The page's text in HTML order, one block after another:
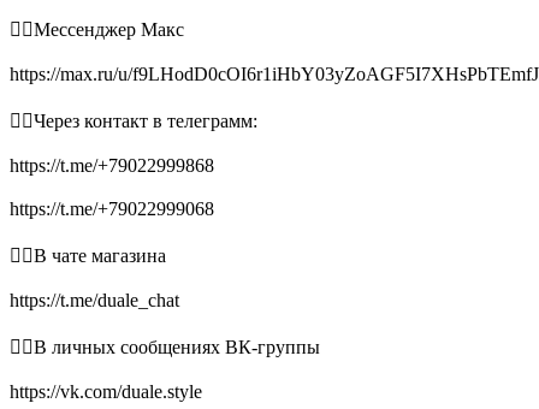
👉🏻Мессенджер Макс
https://max.ru/u/
👉🏻Через контакт в телеграмм:
https://t.me/+79022999868
https://t.me/+79022999068
👉🏻В чате магазина
https://t.me/duale_chat
👉🏻В личных сообщениях ВК-группы
https://vk.com/duale.style